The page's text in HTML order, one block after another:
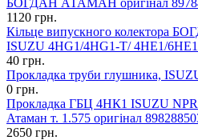
1120 грн.
Кільце випускного колектора
ISUZU 4HG1/4HG1-T/ 4HЕ1/
40 грн.
Прокладка труби глушника,
0 грн.
Прокладка ГБЦ 4НК1 ISUZU
Атаман т. 1.575 оригінал
2650 грн.